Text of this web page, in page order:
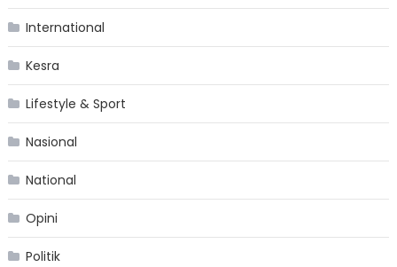
International
Kesra
Lifestyle & Sport
Nasional
National
Opini
Politik